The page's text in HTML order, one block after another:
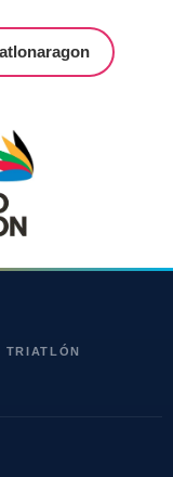
TRIATLÓN